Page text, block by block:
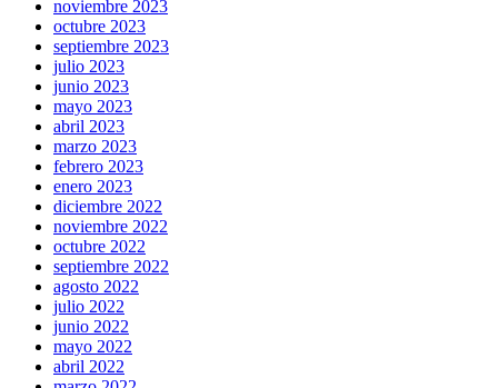
noviembre 2023
octubre 2023
septiembre 2023
julio 2023
junio 2023
mayo 2023
abril 2023
marzo 2023
febrero 2023
enero 2023
diciembre 2022
noviembre 2022
octubre 2022
septiembre 2022
agosto 2022
julio 2022
junio 2022
mayo 2022
abril 2022